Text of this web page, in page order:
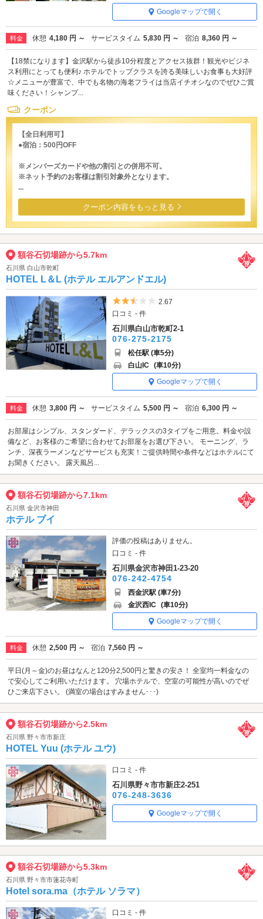
Googleマップで開く
料金 休憩 4,180 円 ～ サービスタイム 5,830 円 ～ 宿泊 8,360 円 ～
【18禁になります】金沢駅から徒歩10分程度とアクセス抜群！観光やビジネ
ス利用にとっても便利♪ ホテルでトップクラスを誇る美味しいお食事も大好評
☆メニューが豊富で、中でも名物の海老フライは当店イチオシなのでぜひご賞
味ください！シャンプ...
クーポン
【全日利用可】
●宿泊：500円OFF
※メンバーズカードや他の割引との併用不可。
※ネット予約のお客様は割引対象外となります。
...
クーポン内容をもっと見る
額谷石切場跡から5.7km
石川県 白山市乾町
HOTEL L＆L (ホテル エルアンドエル)
5つ星のうち2.5
2.67
口コミ - 件
石川県白山市乾町2-1
076-275-2175
松任駅 (車5分)
白山IC (車10分)
Googleマップで開く
料金 休憩 3,800 円 ～ サービスタイム 5,500 円 ～ 宿泊 6,300 円 ～
お部屋はシンプル、スタンダード、デラックスの3タイプをご用意。料金や設
備など、お客様のご希望に合わせてお部屋をお選び下さい。 モーニング、ラ
ンチ、深夜ラーメンなどサービスも充実！ご提供時間や条件などはホテルにて
お聞きください。 露天風呂...
額谷石切場跡から7.1km
石川県 金沢市神田
ホテル ブイ
評価の投稿はありません。
口コミ - 件
石川県金沢市神田1-23-20
076-242-4754
西金沢駅 (車7分)
金沢西IC (車10分)
Googleマップで開く
料金 休憩 2,500 円 ～ 宿泊 7,560 円 ～
平日(月～金)のお昼はなんと120分2,500円と驚きの安さ！ 全室均一料金なの
で安心してご利用いただけます。 穴場ホテルで、空室の可能性が高いのでぜ
ひご来店下さい。 (満室の場合はすみません･･･)
額谷石切場跡から2.5km
石川県 野々市市新庄
HOTEL Yuu (ホテル ユウ)
口コミ - 件
石川県野々市市新庄2-251
076-248-3636
Googleマップで開く
額谷石切場跡から5.3km
石川県 野々市市蓮花寺町
Hotel sora.ma（ホテル ソラマ）
口コミ - 件